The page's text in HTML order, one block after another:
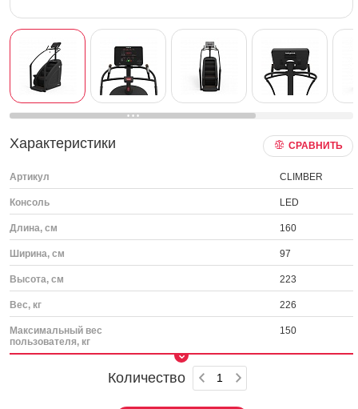
Характеристики СРАВНИТЬ
Артикул CLIMBER
Консоль LED
Длина, см 160
Ширина, см 97
Высота, см 223
Вес, кг 226
Максимальный вес
пользователя, кг
150
Количество